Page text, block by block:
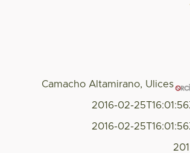
Camacho Altamirano, Ulices
2016-02-
2016-02-